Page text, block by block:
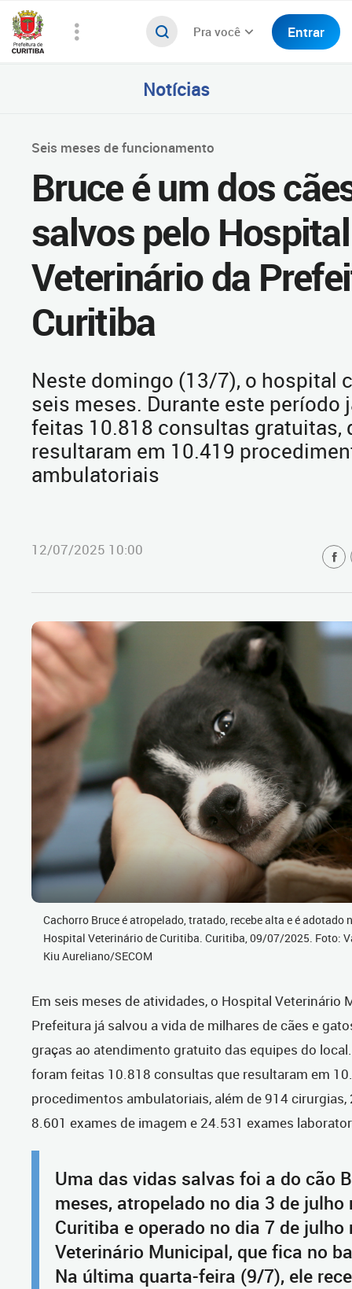
Pra você Entrar
Notícias
Seis meses de funcionamento
Bruce é um dos
salvos pelo Hospital
Veterinário da
Curitiba
Neste domingo (13/7), o hospital
seis meses. Durante este período
feitas 10.818 consultas gratuitas,
resultaram em 10.419
ambulatoriais
12/07/2025 10:00
Cachorro Bruce é atropelado, tratado, recebe alta e é adotado
Hospital Veterinário de Curitiba. Curitiba, 09/07/2025. Foto:
Kiu Aureliano/SECOM
Em seis meses de atividades, o Hospital Veterinário
Prefeitura já salvou a vida de milhares de cães e
graças ao atendimento gratuito das equipes do
foram feitas 10.818 consultas que resultaram em
procedimentos ambulatoriais, além de 914
8.601 exames de imagem e 24.531 exames
Uma das vidas salvas foi a do cão
meses, atropelado no dia 3 de julho
Curitiba e operado no dia 7 de
Veterinário Municipal, que fica no
Na última quarta-feira (9/7), ele